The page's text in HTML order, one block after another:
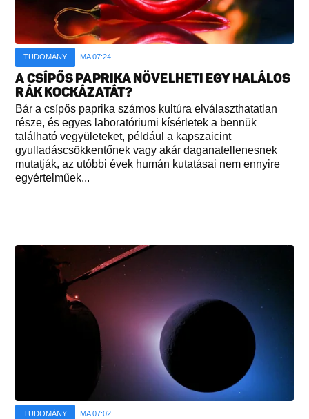
TUDOMÁNY MA 07:24
A CSÍPŐS PAPRIKA NÖVELHETI EGY HALÁLOS
RÁK KOCKÁZATÁT?
Bár a csípős paprika számos kultúra elválaszthatatlan
része, és egyes laboratóriumi kísérletek a bennük
található vegyületeket, például a kapszaicint
gyulladáscsökkentőnek vagy akár daganatellenesnek
mutatják, az utóbbi évek humán kutatásai nem ennyire
egyértelműek...
TUDOMÁNY MA 07:02